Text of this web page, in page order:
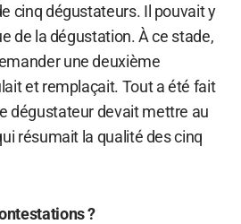
cinq dégustateurs. Il pouvait y
de la dégustation. À ce stade,
une deuxième
et remplaçait. Tout a été fait
dégustateur devait mettre au
résumait la qualité des cinq
?